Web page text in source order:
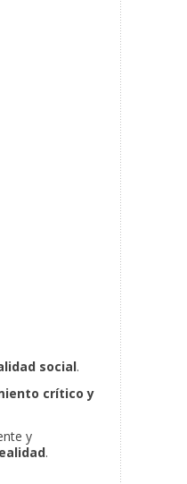
social.
crítico y
y
.